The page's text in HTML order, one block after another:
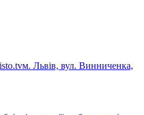
м. Львів, вул. Винниченка,